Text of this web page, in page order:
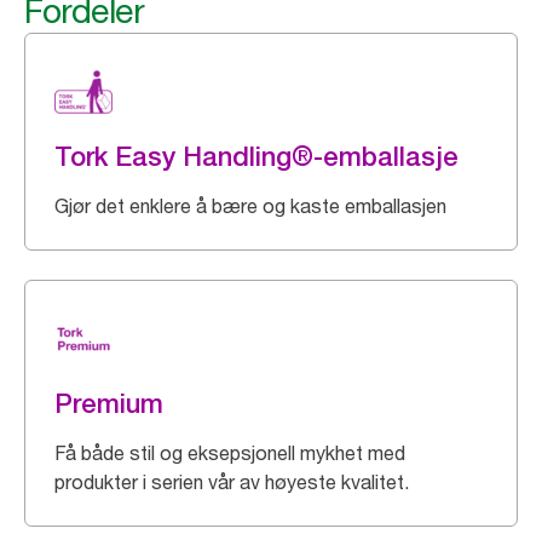
Fordeler
Tork Easy Handling®-emballasje
Gjør det enklere å bære og kaste emballasjen
Premium
Få både stil og eksepsjonell mykhet med
produkter i serien vår av høyeste kvalitet.